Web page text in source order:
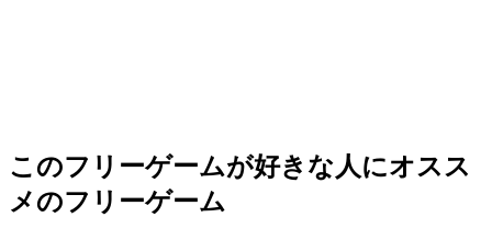
このフリーゲームが好きな人にオスス
メのフリーゲーム